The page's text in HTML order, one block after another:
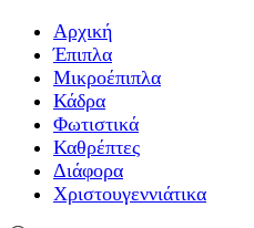
Αρχική
Έπιπλα
Μικροέπιπλα
Κάδρα
Φωτιστικά
Καθρέπτες
Διάφορα
Χριστουγεννιάτικα